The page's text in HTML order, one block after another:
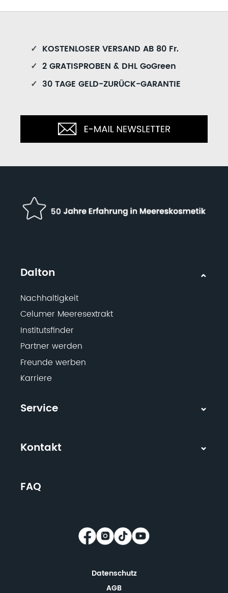
✓ KOSTENLOSER VERSAND AB 80 Fr.
✓ 2 GRATISPROBEN & DHL GoGreen
✓ 30 TAGE GELD-ZURÜCK-GARANTIE
Dalton
Nachhaltigkeit
Celumer Meeresextrakt
Institutsfinder
Partner werden
Freunde werben
Karriere
Service
Kontakt
FAQ
Datenschutz
AGB